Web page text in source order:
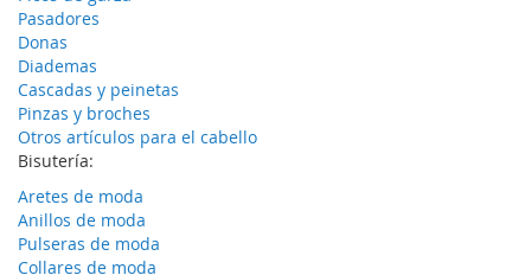
Pasadores
Donas
Diademas
Cascadas y peinetas
Pinzas y broches
Otros artículos para el cabello
Bisutería:
Aretes de moda
Anillos de moda
Pulseras de moda
Collares de moda